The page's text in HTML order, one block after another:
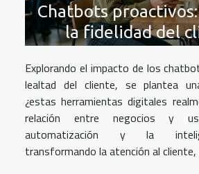
Chatbots
la fidelidad del
Explorando el impacto de los
lealtad del cliente, se plantea
¿estas herramientas digitales
relación entre negocios y
automatización y la
transformando la atención al cliente,